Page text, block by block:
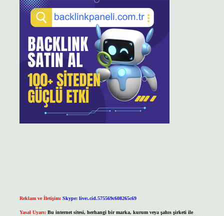
Reklam ve İletişim: Skype: live:.cid.575569c608265c69
Yasal Uyarı: Bu internet sitesi, herhangi bir marka, kurum veya şahıs şirketi ile